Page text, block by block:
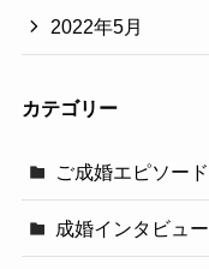
2022年5月
カテゴリー
ご成婚エピソード
成婚インタビュー